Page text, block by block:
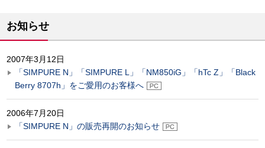
お知らせ
2007年3月12日
「SIMPURE N」「SIMPURE L」「NM850iG」「hTc Z」「Black
Berry 8707h」をご愛用のお客様へ
2006年7月20日
「SIMPURE N」の販売再開のお知らせ